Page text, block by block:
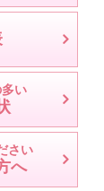
い
さい
へ